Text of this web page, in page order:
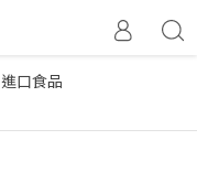
進口食品